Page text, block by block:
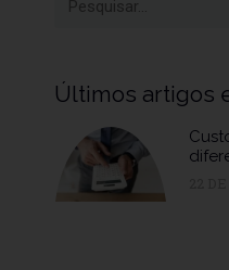
Últimos artigos